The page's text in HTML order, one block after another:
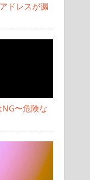
ドレスが漏
〜危険な